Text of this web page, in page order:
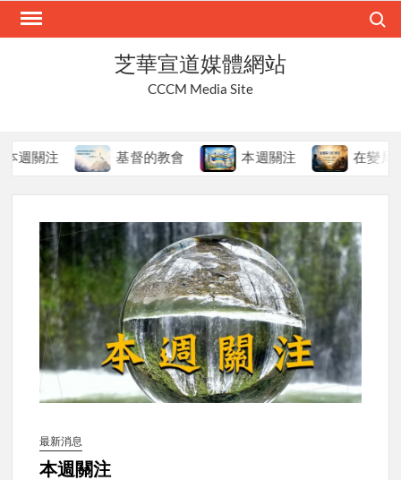
Skip
芝華宣道媒體網站
CCCM Media Site
注 基督的教會 本週關注 在變局中持守
最新消息
本週關注